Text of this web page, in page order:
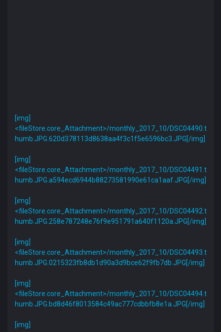
[img]
<fileStore.core_Attachment>/monthly_2017_10/DSC04490.t
humb.JPG.620d378113d8638aa4f3c1f5e6596bc3.JPG[/img]
[img]
<fileStore.core_Attachment>/monthly_2017_10/DSC04491.t
humb.JPG.a594ecd6944b88273581990e61ca1aaf.JPG[/img]
[img]
<fileStore.core_Attachment>/monthly_2017_10/DSC04492.t
humb.JPG.258e787248e76f9e951791a640f1120a.JPG[/img]
[img]
<fileStore.core_Attachment>/monthly_2017_10/DSC04493.t
humb.JPG.0215323fb8db1d90a3d9bce62f9fb7db.JPG[/img]
[img]
<fileStore.core_Attachment>/monthly_2017_10/DSC04494.t
humb.JPG.bd8d46f8013584c49ac777cdbbfb8e1a.JPG[/img]
[img]